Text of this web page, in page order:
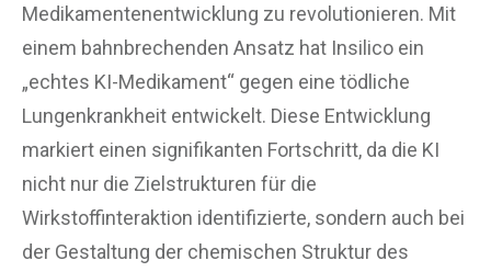
Medikamentenentwicklung zu revolutionieren. Mit
einem bahnbrechenden Ansatz hat Insilico ein
„echtes KI-Medikament“ gegen eine tödliche
Lungenkrankheit entwickelt. Diese Entwicklung
markiert einen signifikanten Fortschritt, da die KI
nicht nur die Zielstrukturen für die
Wirkstoffinteraktion identifizierte, sondern auch bei
der Gestaltung der chemischen Struktur des